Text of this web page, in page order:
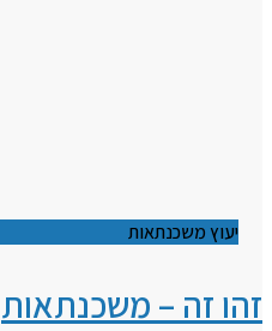
יעוץ משכנתאות
זהו זה – משכנתאות